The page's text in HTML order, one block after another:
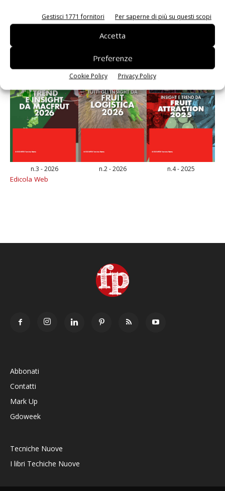
Gestisci 1771 fornitori Per saperne di più su questi scopi
Accetta
Preferenze
Cookie Policy Privacy Policy
n.3 - 2026 n.2 - 2026 n.4 - 2025
Edicola Web
Abbonati
Contatti
Mark Up
Gdoweek
Tecniche Nuove
I libri Techiche Nuove